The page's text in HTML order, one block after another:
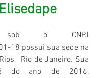
sob o CNPJ
18 possui sua sede na
Rio de Janeiro. Sua
é do ano de 2016,